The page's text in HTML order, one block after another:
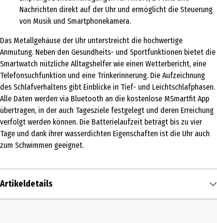
Nachrichten direkt auf der Uhr und ermöglicht die Steuerung
von Musik und Smartphonekamera.
Das Metallgehäuse der Uhr unterstreicht die hochwertige
Anmutung. Neben den Gesundheits- und Sportfunktionen bietet die
Smartwatch nützliche Alltagshelfer wie einen Wetterbericht, eine
Telefonsuchfunktion und eine Trinkerinnerung. Die Aufzeichnung
des Schlafverhaltens gibt Einblicke in Tief- und Leichtschlafphasen.
Alle Daten werden via Bluetooth an die kostenlose MSmartfit App
übertragen, in der auch Tagesziele festgelegt und deren Erreichung
verfolgt werden können. Die Batterielaufzeit beträgt bis zu vier
Tage und dank ihrer wasserdichten Eigenschaften ist die Uhr auch
zum Schwimmen geeignet.
Artikeldetails